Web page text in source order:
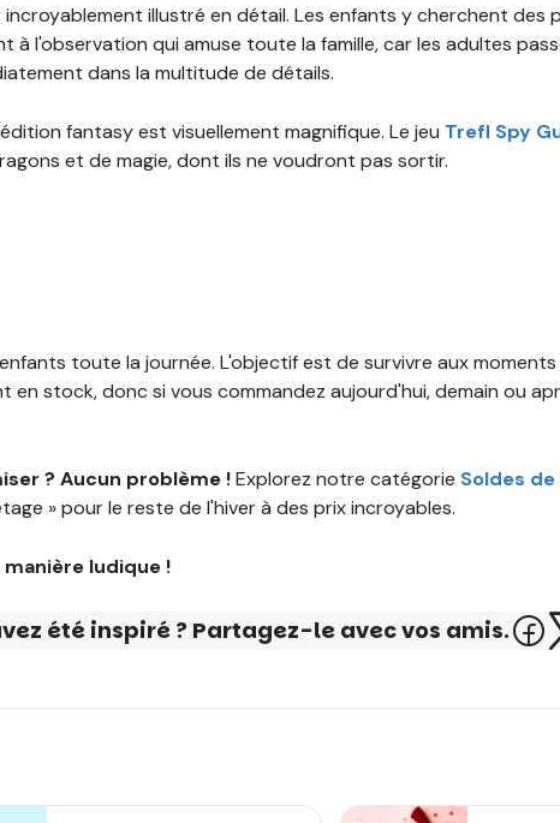
illustré en détail. Les enfants y cherchent des
à l'observation qui amuse toute la famille, car les adultes
dans la multitude de détails.
fantasy est visuellement magnifique. Le jeu Trefl Spy
et de magie, dont ils ne voudront pas sortir.
toute la journée. L'objectif est de survivre aux moments
en stock, donc si vous commandez aujourd'hui, demain ou
? Aucun problème !Explorez notre catégorie Soldes de
» pour le reste de l'hiver à des prix incroyables.
ludique !
été inspiré ? Partagez-le avec vos amis.